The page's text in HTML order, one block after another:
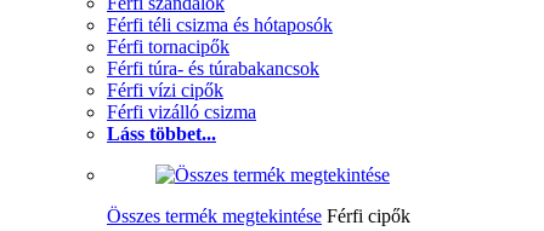
Férfi téli csizma és hótaposók
Férfi tornacipők
Férfi túra- és túrabakancsok
Férfi vízi cipők
Férfi vizálló csizma
Láss többet...
Összes termék megtekintése Férfi cipők